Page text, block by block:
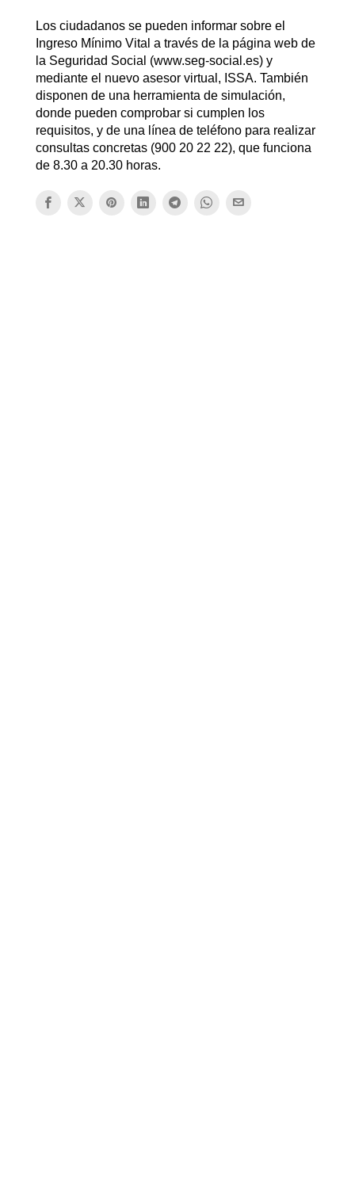
Los ciudadanos se pueden informar sobre el
Ingreso Mínimo Vital a través de la página web de
la Seguridad Social (www.seg-social.es) y
mediante el nuevo asesor virtual, ISSA. También
disponen de una herramienta de simulación,
donde pueden comprobar si cumplen los
requisitos, y de una línea de teléfono para realizar
consultas concretas (900 20 22 22), que funciona
de 8.30 a 20.30 horas.